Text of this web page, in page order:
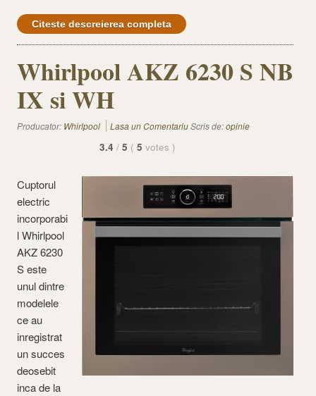
Citeste descreierea completa
Whirlpool AKZ 6230 S NB
IX si WH
Producator: Whirlpool Lasa un ComentariuScris de:opinie
3.4 / 5 ( 5 votes )
Cuptorul
electric
incorporabi
l Whirlpool
AKZ 6230
S este
unul dintre
modelele
ce au
inregistrat
un succes
deosebit
inca de la